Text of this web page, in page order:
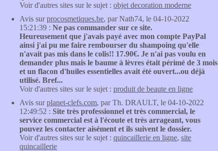
Voir d'autres sites sur le sujet : objet decoration moderne
Avis surprocosmetiques.be, par Nath74, le 04-10-2022
15:21:39 : Ne pas commander sur ce site.
Heureusement que j'avais payé avec mon compte PayPal
ainsi j'ai pu me faire rembourser du shampoing qu'elle
n'avait pas mis dans le colis!! 17.90€. Je n'ai pas voulu en
demander plus mais le baume à lèvres était périmé de 3 mois
et un flacon d'huiles essentielles avait été ouvert...ou déjà
utilisé. Bref...
Voir d'autres sites sur le sujet : produit de beaute en ligne
Avis surplanet-clefs.com, par Th. DRAULT, le 04-10-2022
12:49:52 : Site très professionnel et très commercial, le
service commercial est à l'écoute et très arrageant, vous
pouvez les contacter aisément et ils suivent le dossier.
Voir d'autres sites sur le sujet : quincaillerie en ligne, site
quincaillerie